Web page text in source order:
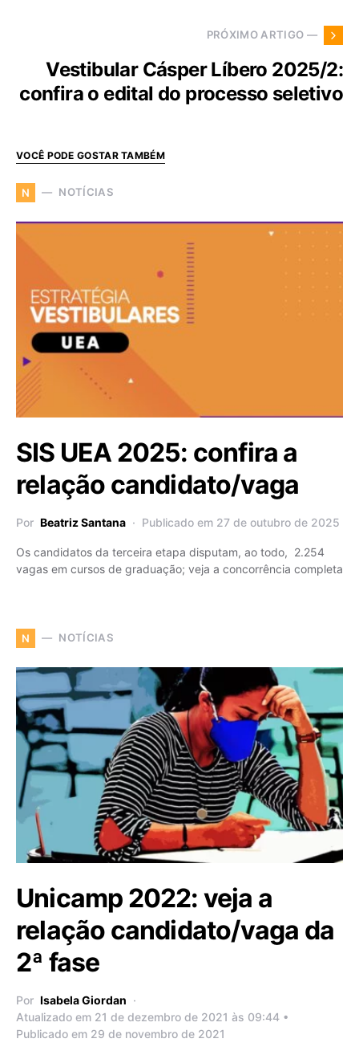
PRÓXIMO ARTIGO —
Vestibular Cásper Líbero 2025/2:
confira o edital do processo seletivo
VOCÊ PODE GOSTAR TAMBÉM
N NOTÍCIAS
SIS UEA 2025: confira a
relação candidato/vaga
Por Beatriz Santana Publicado em 27 de outubro de 2025
Os candidatos da terceira etapa disputam, ao todo, 2.254
vagas em cursos de graduação; veja a concorrência completa
N NOTÍCIAS
Unicamp 2022: veja a
relação candidato/vaga da
2ª fase
Por Isabela Giordan
Atualizado em 21 de dezembro de 2021 às 09:44 •
Publicado em 29 de novembro de 2021